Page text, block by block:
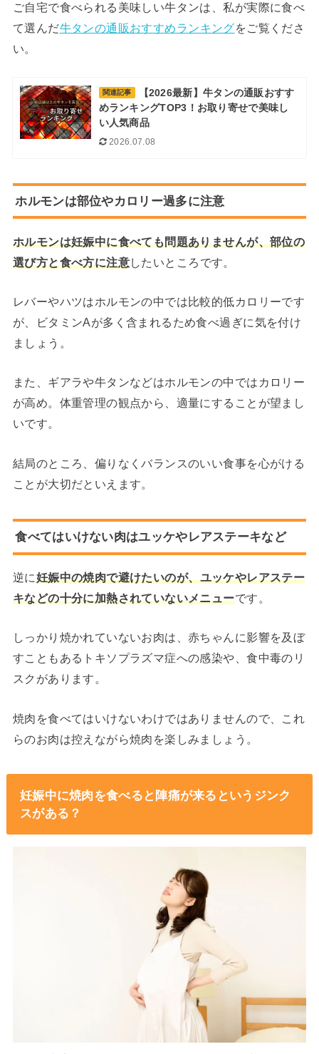
ご自宅で食べられる美味しい牛タンは、私が実際に食べ
て選んだ牛タンの通販おすすめランキングをご覧くださ
い。
関連記事
【2026最新】牛タンの通販おすす
めランキングTOP3！お取り寄せで美味し
い人気商品
2026.07.08
ホルモンは部位やカロリー過多に注意
ホルモンは妊娠中に食べても問題ありませんが、部位の
選び方と食べ方に注意したいところです。
レバーやハツはホルモンの中では比較的低カロリーです
が、ビタミンAが多く含まれるため食べ過ぎに気を付け
ましょう。
また、ギアラや牛タンなどはホルモンの中ではカロリー
が高め。体重管理の観点から、適量にすることが望まし
いです。
結局のところ、偏りなくバランスのいい食事を心がける
ことが大切だといえます。
食べてはいけない肉はユッケやレアステーキなど
逆に妊娠中の焼肉で避けたいのが、ユッケやレアステー
キなどの十分に加熱されていないメニューです。
しっかり焼かれていないお肉は、赤ちゃんに影響を及ぼ
すこともあるトキソプラズマ症への感染や、食中毒のリ
スクがあります。
焼肉を食べてはいけないわけではありませんので、これ
らのお肉は控えながら焼肉を楽しみましょう。
妊娠中に焼肉を食べると陣痛が来るというジンク
スがある？